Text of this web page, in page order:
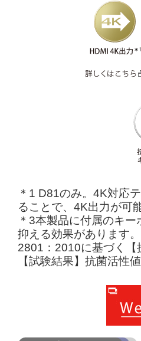
＊1 D81のみ。4K対応
ることで、4K出力が可
＊3本製品に付属のキ
抑える効果があります
2801：2010に基づく【
【試験結果】抗菌活性